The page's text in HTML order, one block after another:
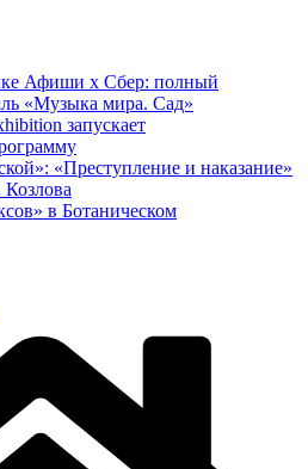
Афиши x Сбер: полный
«Музыка мира. Сад»
запускает
«Преступление и наказание»
в Ботаническом